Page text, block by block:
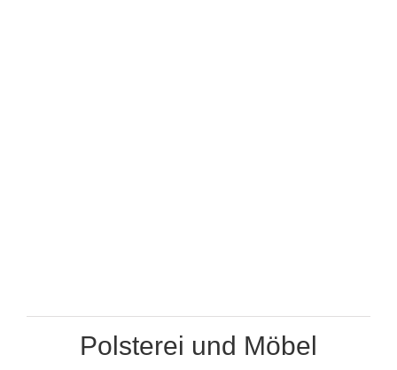
Polsterei und Möbel